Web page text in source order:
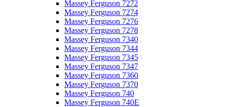
Massey Ferguson 7272
Massey Ferguson 7274
Massey Ferguson 7276
Massey Ferguson 7278
Massey Ferguson 7340
Massey Ferguson 7344
Massey Ferguson 7345
Massey Ferguson 7347
Massey Ferguson 7360
Massey Ferguson 7370
Massey Ferguson 740
Massey Ferguson 740E